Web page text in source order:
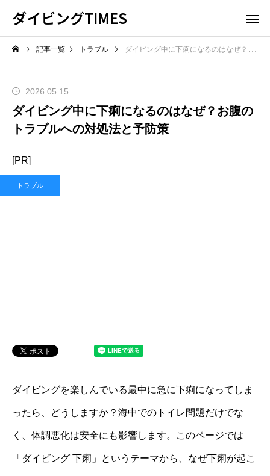
ダイビングTIMES
記事一覧 トラブル ダイビング中に下痢になるのはなぜ？お腹のトラブルへの対処法と予防策
2026.05.15
ダイビング中に下痢になるのはなぜ？お腹の
トラブルへの対処法と予防策
[PR]
トラブル
ダイビングを楽しんでいる最中に急に下痢になってしま
ったら、どうしますか？海中でのトイレ問題だけでな
く、体調悪化は安全にも影響します。このページでは
「ダイビング 下痢」というテーマから、なぜ下痢が起こ